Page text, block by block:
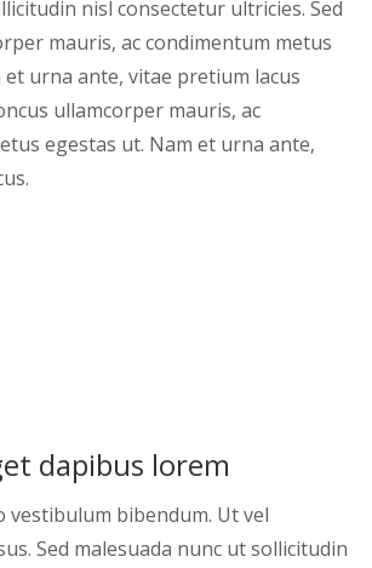
nisl consectetur ultricies. Sed
mauris, ac condimentum metus
et urna ante, vitae pretium lacus
ullamcorper mauris, ac
egestas ut. Nam et urna ante,
dapibus lorem
vestibulum bibendum. Ut vel
Sed malesuada nunc ut sollicitudin